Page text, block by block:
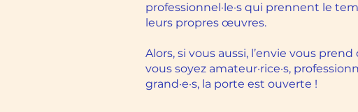
professionnel·le·s qui prennent le
leurs propres œuvres.
Alors, si vous aussi, l’envie vous
vous soyez amateur·rice·s,
grand·e·s, la porte est ouverte !